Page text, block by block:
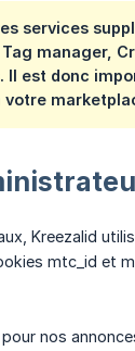
services
manager,
est donc
votre
Kreezalid
mtc_id et
nos